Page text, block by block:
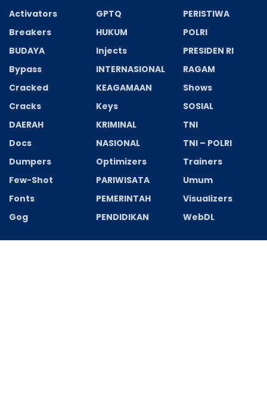
Activators
Breakers
BUDAYA
Bypass
Cracked
Cracks
DAERAH
Docs
Dumpers
Few-Shot
Fonts
Gog
GPTQ
HUKUM
Injects
INTERNASIONAL
KEAGAMAAN
Keys
KRIMINAL
NASIONAL
Optimizers
PARIWISATA
PEMERINTAH
PENDIDIKAN
PERISTIWA
POLRI
PRESIDEN RI
RAGAM
Shows
SOSIAL
TNI
TNI – POLRI
Trainers
Umum
Visualizers
WebDL